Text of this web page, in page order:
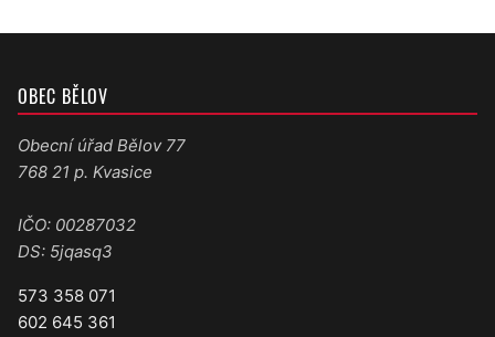
OBEC BĚLOV
Obecní úřad Bělov 77
768 21 p. Kvasice
IČO: 00287032
DS: 5jqasq3
573 358 071
602 645 361